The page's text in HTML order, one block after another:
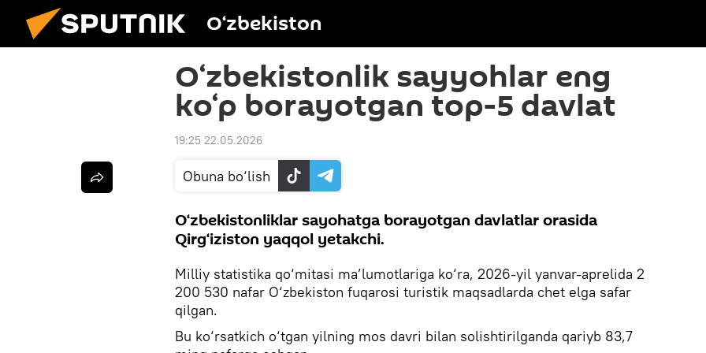
O‘zbekiston
O‘zbekistonlik sayyohlar eng
ko‘p borayotgan top-5 davlat
19:25 22.05.2026
Obuna bo‘lish
O‘zbekistonliklar sayohatga borayotgan davlatlar orasida
Qirg‘iziston yaqqol yetakchi.
Milliy statistika qo‘mitasi ma’lumotlariga ko‘ra, 2026-yil yanvar-aprelida 2
200 530 nafar O‘zbekiston fuqarosi turistik maqsadlarda chet elga safar
qilgan.
Bu ko‘rsatkich o‘tgan yilning mos davri bilan solishtirilganda qariyb 83,7